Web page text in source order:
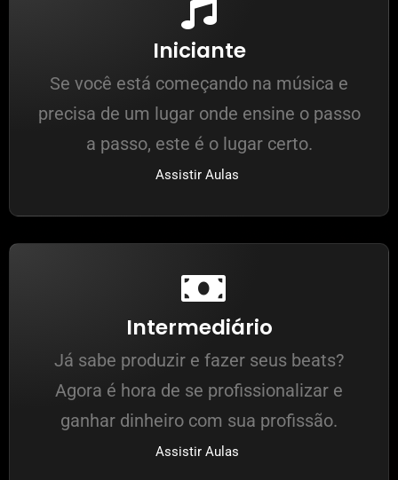
Iniciante
Se você está começando na música e
precisa de um lugar onde ensine o passo
a passo, este é o lugar certo.
Assistir Aulas
Intermediário
Já sabe produzir e fazer seus beats?
Agora é hora de se profissionalizar e
ganhar dinheiro com sua profissão.
Assistir Aulas